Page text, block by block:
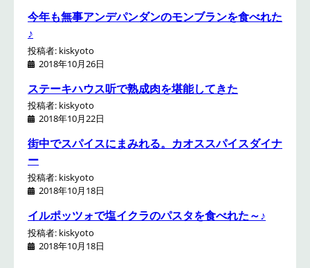
今年も無事アンデパンダンのモンブランを食べれた
♪
投稿者: kiskyoto
2018年10月26日
ステーキハウス听で熟成肉を堪能してきた
投稿者: kiskyoto
2018年10月22日
街中でスパイスにまみれる。カオススパイスダイナ
ー
投稿者: kiskyoto
2018年10月18日
イルポッツォで塩イクラのパスタを食べれた～♪
投稿者: kiskyoto
2018年10月18日